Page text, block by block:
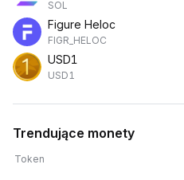
SOL
Figure Heloc
FIGR_HELOC
USD1
USD1
Trendujące monety
Token